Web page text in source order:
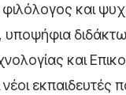
και
υποψήφια
και
εκπαιδευτές